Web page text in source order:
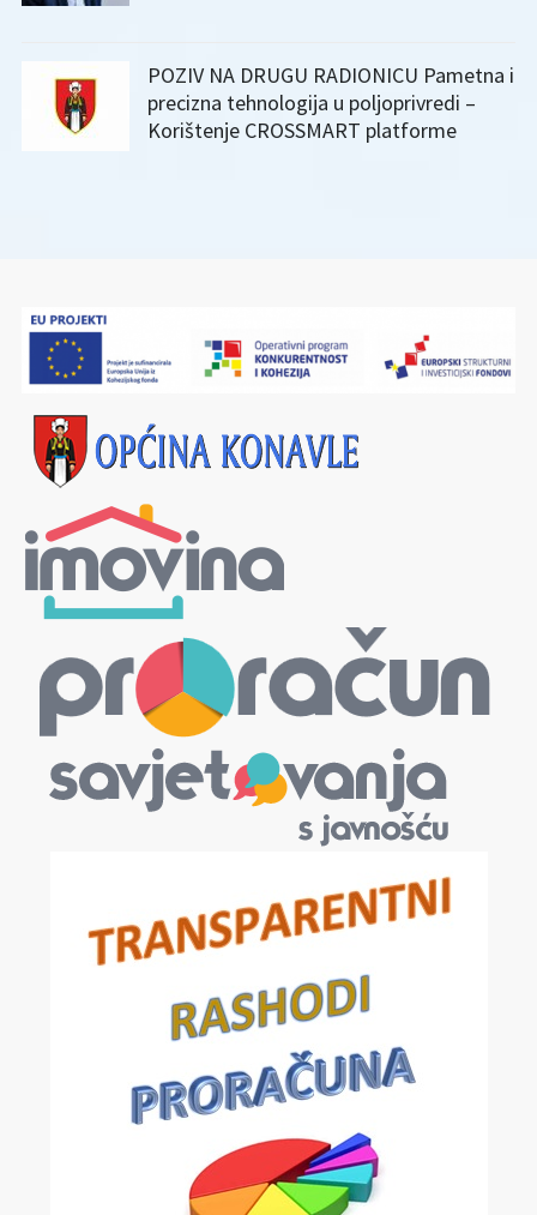
POZIV NA DRUGU RADIONICU Pametna i
precizna tehnologija u poljoprivredi –
Korištenje CROSSMART platforme